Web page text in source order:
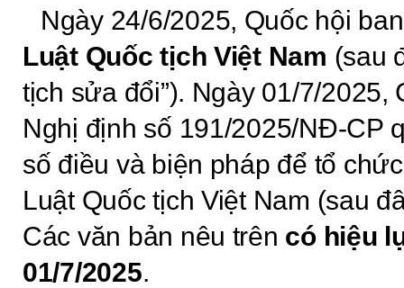
Ngày 24/6/2025, Quốc hội
Luật Quốc tịch Việt Nam (sau
tịch sửa đổi”). Ngày 01/7/2025,
Nghị định số 191/2025/NĐ-CP
số điều và biện pháp để tổ
Luật Quốc tịch Việt Nam (sau
Các văn bản nêu trên có hiệu
01/7/2025.